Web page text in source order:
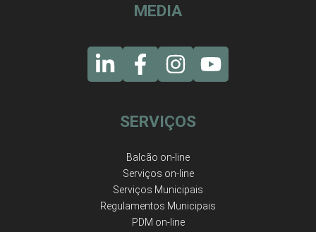
MEDIA
SERVIÇOS
Balcão on-line
Serviços on-line
Serviços Municipais
Regulamentos Municipais
PDM on-line